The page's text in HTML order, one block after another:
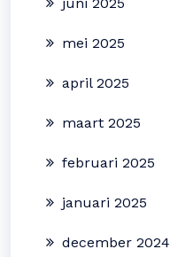
mei 2025
april 2025
maart 2025
februari 2025
januari 2025
december 2024